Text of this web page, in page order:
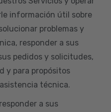
información útil sobre
problemas y
responder a sus
pedidos y solicitudes,
y para propósitos
técnica.
a sus